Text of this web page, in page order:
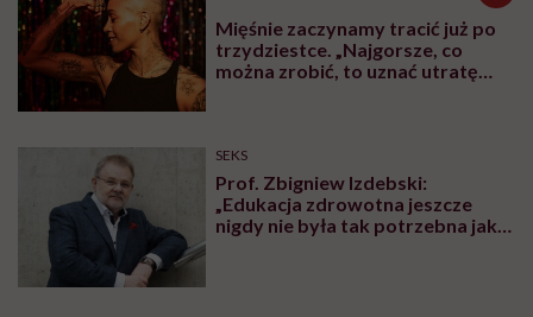
Mięśnie zaczynamy tracić już po
trzydziestce. „Najgorsze, co
można zrobić, to uznać utratę
SEKS
Prof. Zbigniew Izdebski:
„Edukacja zdrowotna jeszcze
nigdy nie była tak potrzebna jak